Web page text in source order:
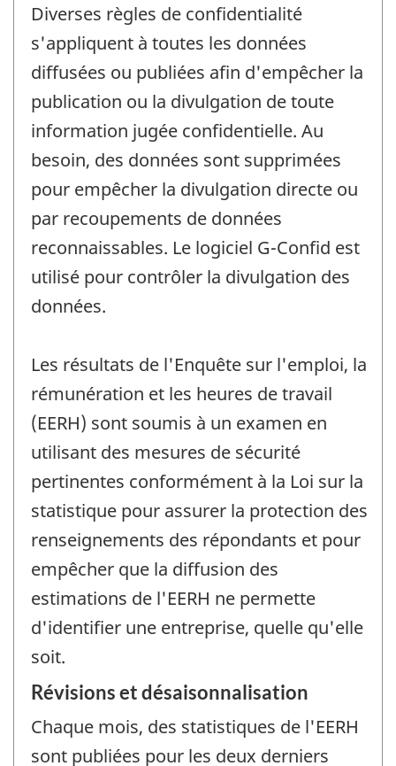
Diverses règles de confidentialité
s'appliquent à toutes les données
diffusées ou publiées afin d'empêcher la
publication ou la divulgation de toute
information jugée confidentielle. Au
besoin, des données sont supprimées
pour empêcher la divulgation directe ou
par recoupements de données
reconnaissables. Le logiciel G-Confid est
utilisé pour contrôler la divulgation des
données.
Les résultats de l'Enquête sur l'emploi, la
rémunération et les heures de travail
(EERH) sont soumis à un examen en
utilisant des mesures de sécurité
pertinentes conformément à la Loi sur la
statistique pour assurer la protection des
renseignements des répondants et pour
empêcher que la diffusion des
estimations de l'EERH ne permette
d'identifier une entreprise, quelle qu'elle
soit.
Révisions et désaisonnalisation
Chaque mois, des statistiques de l'EERH
sont publiées pour les deux derniers